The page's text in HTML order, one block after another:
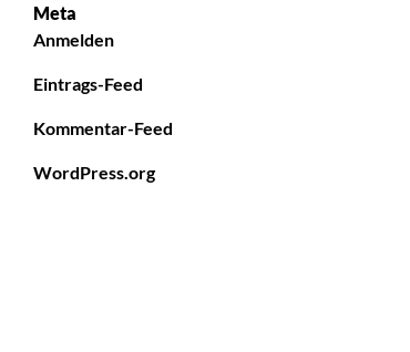
Meta
Anmelden
Eintrags-Feed
Kommentar-Feed
WordPress.org